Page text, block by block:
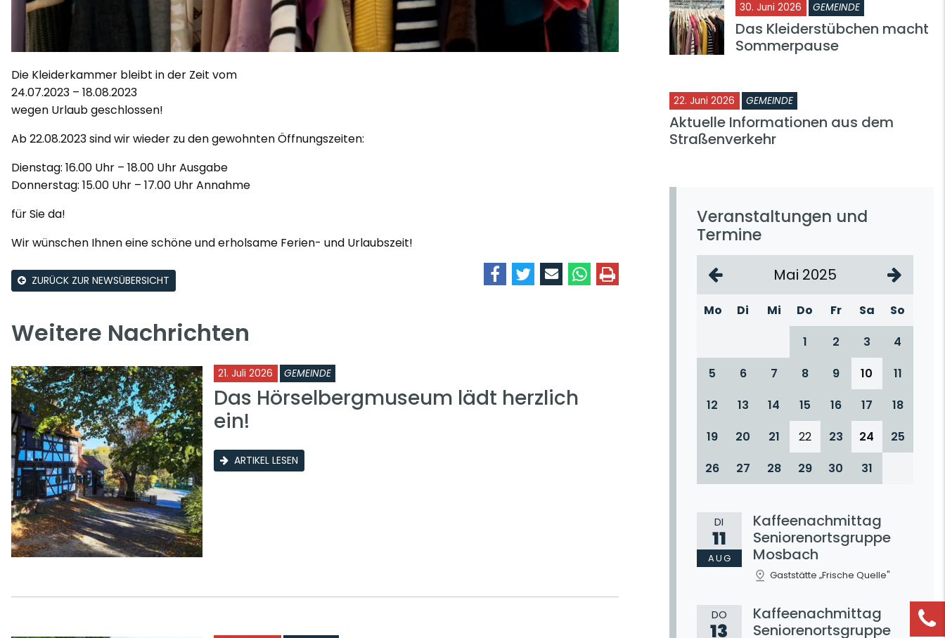
Die Kleiderkammer bleibt in der Zeit vom
24.07.2023 – 18.08.2023
wegen Urlaub geschlossen!
Ab 22.08.2023 sind wir wieder zu den gewohnten Öffnungszeiten:
Dienstag: 16.00 Uhr – 18.00 Uhr Ausgabe
Donnerstag: 15.00 Uhr – 17.00 Uhr Annahme
für Sie da!
Wir wünschen Ihnen eine schöne und erholsame Ferien- und Urlaubszeit!
ZURÜCK ZUR NEWSÜBERSICHT
Weitere Nachrichten
21. Juli 2026 GEMEINDE
Das Hörselbergmuseum lädt herzlich
ein!
ARTIKEL LESEN
30. Juni 2026 GEMEINDE
Das Kleiderstübchen macht
Sommerpause
22. Juni 2026 GEMEINDE
Aktuelle Informationen aus dem
Straßenverkehr
Veranstaltungen und
Termine
Mai 2025
Mo Di Mi Do Fr Sa
So
1
2 3
4
5
6 7 8 9 10
11
12
13 14 15 16 17
18
19
20 21 22 23 24
25
26
27 28 29 30 31
DI
11
AUG
Kaffeenachmittag
Seniorenortsgruppe
Mosbach
Gaststätte „Frische Quelle"
DO
13
Kaffeenachmittag
Seniorenortsgruppe